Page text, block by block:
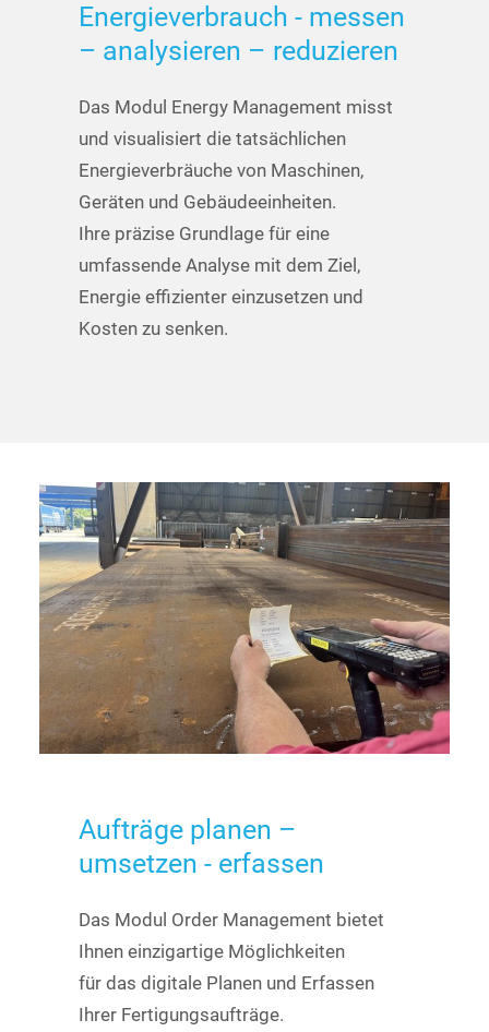
Energieverbrauch - messen
– analysieren – reduzieren
Das Modul Energy Management misst
und visualisiert die tatsächlichen
Energieverbräuche von Maschinen,
Geräten und Gebäudeeinheiten.
Ihre präzise Grundlage für eine
umfassende Analyse mit dem Ziel,
Energie effizienter einzusetzen und
Kosten zu senken.
Aufträge planen –
umsetzen - erfassen
Das Modul Order Management bietet
Ihnen einzigartige Möglichkeiten
für das digitale Planen und Erfassen
Ihrer Fertigungsaufträge.